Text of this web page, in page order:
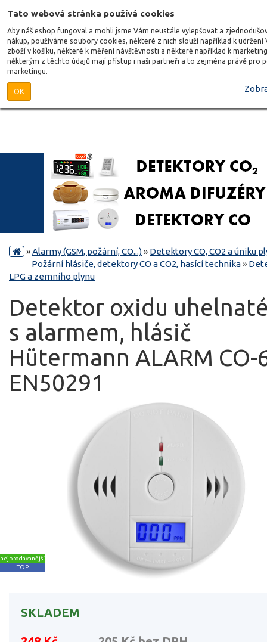
Tato webová stránka používá cookies
Aby náš eshop fungoval a mohli jsme Vám neustále vylepšovat a
nákup, používáme soubory cookies, některé z nich slouží například k udržení
zboží v košíku, některé k měření návštěvnosti a některé například k
některým z těchto údajů mají přístup i naši partneři a to zejména právě pro
marketingu.
OK
»Alarmy (GSM, požární, CO...)» Detektory CO, CO2 a úniku
Požární hlásiče, detektory CO a CO2, hasící technika»
LPG a zemního plynu
Detektor oxidu
s alarmem, hlásič
Hütermann ALARM CO-
EN50291
TOP
nejprodávanější
SKLADEM